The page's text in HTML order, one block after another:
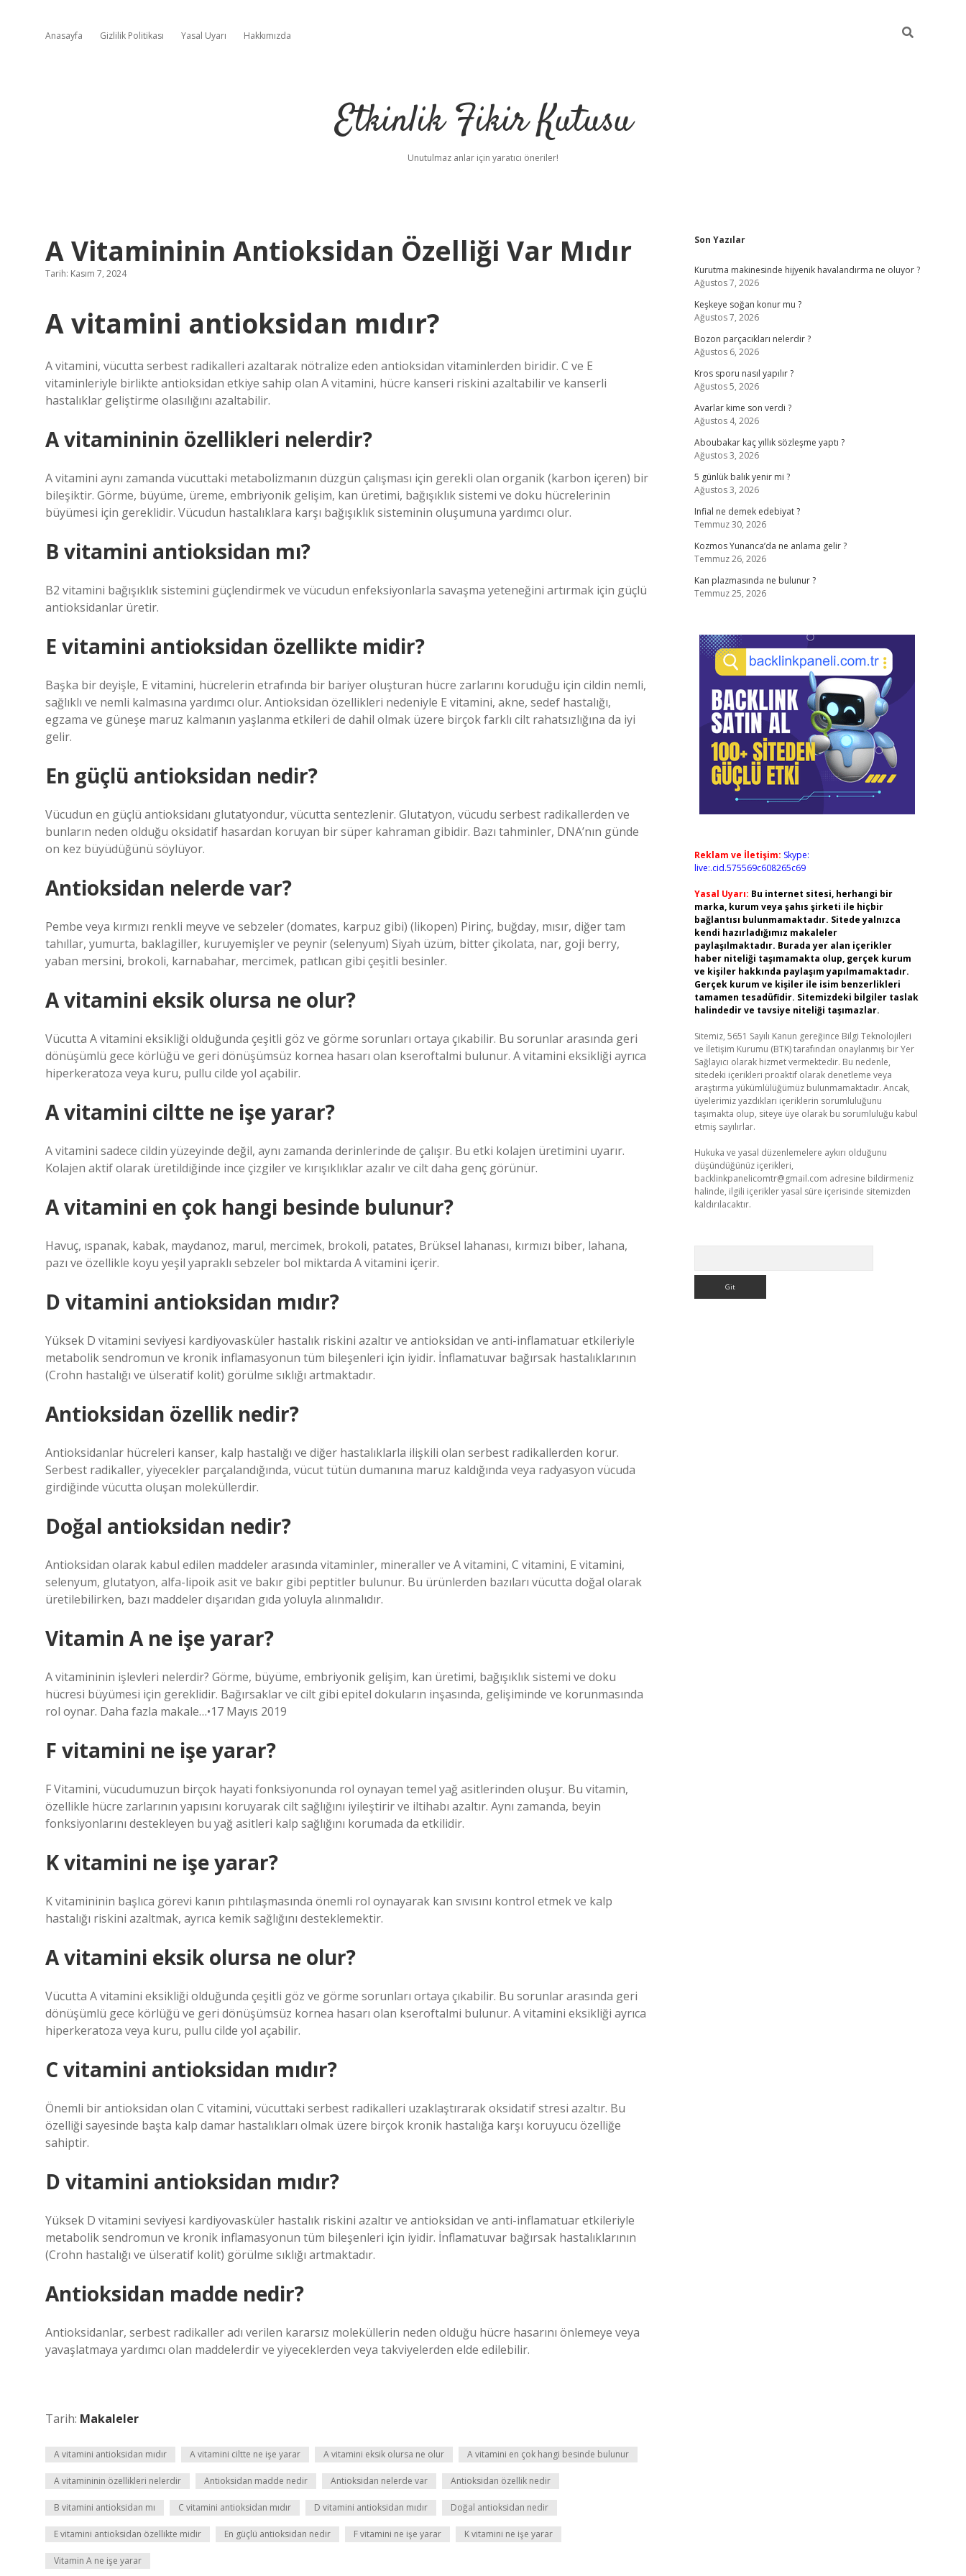
Anasayfa Gizlilik Politikası Yasal Uyarı Hakkımızda
Etkinlik Fikir Kutusu
Unutulmaz anlar için yaratıcı öneriler!
A Vitamininin Antioksidan Özelliği Var Mıdır
Tarih: Kasım 7, 2024
A vitamini antioksidan mıdır?
A vitamini, vücutta serbest radikalleri azaltarak nötralize eden antioksidan vitaminlerden biridir. C ve E
vitaminleriyle birlikte antioksidan etkiye sahip olan A vitamini, hücre kanseri riskini azaltabilir ve kanserli
hastalıklar geliştirme olasılığını azaltabilir.
A vitamininin özellikleri nelerdir?
A vitamini aynı zamanda vücuttaki metabolizmanın düzgün çalışması için gerekli olan organik (karbon içeren) bir
bileşiktir. Görme, büyüme, üreme, embriyonik gelişim, kan üretimi, bağışıklık sistemi ve doku hücrelerinin
büyümesi için gereklidir. Vücudun hastalıklara karşı bağışıklık sisteminin oluşumuna yardımcı olur.
B vitamini antioksidan mı?
B2 vitamini bağışıklık sistemini güçlendirmek ve vücudun enfeksiyonlarla savaşma yeteneğini artırmak için güçlü
antioksidanlar üretir.
E vitamini antioksidan özellikte midir?
Başka bir deyişle, E vitamini, hücrelerin etrafında bir bariyer oluşturan hücre zarlarını koruduğu için cildin nemli,
sağlıklı ve nemli kalmasına yardımcı olur. Antioksidan özellikleri nedeniyle E vitamini, akne, sedef hastalığı,
egzama ve güneşe maruz kalmanın yaşlanma etkileri de dahil olmak üzere birçok farklı cilt rahatsızlığına da iyi
gelir.
En güçlü antioksidan nedir?
Vücudun en güçlü antioksidanı glutatyondur, vücutta sentezlenir. Glutatyon, vücudu serbest radikallerden ve
bunların neden olduğu oksidatif hasardan koruyan bir süper kahraman gibidir. Bazı tahminler, DNA’nın günde
on kez büyüdüğünü söylüyor.
Antioksidan nelerde var?
Pembe veya kırmızı renkli meyve ve sebzeler (domates, karpuz gibi) (likopen) Pirinç, buğday, mısır, diğer tam
tahıllar, yumurta, baklagiller, kuruyemişler ve peynir (selenyum) Siyah üzüm, bitter çikolata, nar, goji berry,
yaban mersini, brokoli, karnabahar, mercimek, patlıcan gibi çeşitli besinler.
A vitamini eksik olursa ne olur?
Vücutta A vitamini eksikliği olduğunda çeşitli göz ve görme sorunları ortaya çıkabilir. Bu sorunlar arasında geri
dönüşümlü gece körlüğü ve geri dönüşümsüz kornea hasarı olan kseroftalmi bulunur. A vitamini eksikliği ayrıca
hiperkeratoza veya kuru, pullu cilde yol açabilir.
A vitamini ciltte ne işe yarar?
A vitamini sadece cildin yüzeyinde değil, aynı zamanda derinlerinde de çalışır. Bu etki kolajen üretimini uyarır.
Kolajen aktif olarak üretildiğinde ince çizgiler ve kırışıklıklar azalır ve cilt daha genç görünür.
A vitamini en çok hangi besinde bulunur?
Havuç, ıspanak, kabak, maydanoz, marul, mercimek, brokoli, patates, Brüksel lahanası, kırmızı biber, lahana,
pazı ve özellikle koyu yeşil yapraklı sebzeler bol miktarda A vitamini içerir.
D vitamini antioksidan mıdır?
Yüksek D vitamini seviyesi kardiyovasküler hastalık riskini azaltır ve antioksidan ve anti-inflamatuar etkileriyle
metabolik sendromun ve kronik inflamasyonun tüm bileşenleri için iyidir. İnflamatuvar bağırsak hastalıklarının
(Crohn hastalığı ve ülseratif kolit) görülme sıklığı artmaktadır.
Antioksidan özellik nedir?
Antioksidanlar hücreleri kanser, kalp hastalığı ve diğer hastalıklarla ilişkili olan serbest radikallerden korur.
Serbest radikaller, yiyecekler parçalandığında, vücut tütün dumanına maruz kaldığında veya radyasyon vücuda
girdiğinde vücutta oluşan moleküllerdir.
Doğal antioksidan nedir?
Antioksidan olarak kabul edilen maddeler arasında vitaminler, mineraller ve A vitamini, C vitamini, E vitamini,
selenyum, glutatyon, alfa-lipoik asit ve bakır gibi peptitler bulunur. Bu ürünlerden bazıları vücutta doğal olarak
üretilebilirken, bazı maddeler dışarıdan gıda yoluyla alınmalıdır.
Vitamin A ne işe yarar?
A vitamininin işlevleri nelerdir? Görme, büyüme, embriyonik gelişim, kan üretimi, bağışıklık sistemi ve doku
hücresi büyümesi için gereklidir. Bağırsaklar ve cilt gibi epitel dokuların inşasında, gelişiminde ve korunmasında
rol oynar. Daha fazla makale…•17 Mayıs 2019
F vitamini ne işe yarar?
F Vitamini, vücudumuzun birçok hayati fonksiyonunda rol oynayan temel yağ asitlerinden oluşur. Bu vitamin,
özellikle hücre zarlarının yapısını koruyarak cilt sağlığını iyileştirir ve iltihabı azaltır. Aynı zamanda, beyin
fonksiyonlarını destekleyen bu yağ asitleri kalp sağlığını korumada da etkilidir.
K vitamini ne işe yarar?
K vitamininin başlıca görevi kanın pıhtılaşmasında önemli rol oynayarak kan sıvısını kontrol etmek ve kalp
hastalığı riskini azaltmak, ayrıca kemik sağlığını desteklemektir.
A vitamini eksik olursa ne olur?
Vücutta A vitamini eksikliği olduğunda çeşitli göz ve görme sorunları ortaya çıkabilir. Bu sorunlar arasında geri
dönüşümlü gece körlüğü ve geri dönüşümsüz kornea hasarı olan kseroftalmi bulunur. A vitamini eksikliği ayrıca
hiperkeratoza veya kuru, pullu cilde yol açabilir.
C vitamini antioksidan mıdır?
Önemli bir antioksidan olan C vitamini, vücuttaki serbest radikalleri uzaklaştırarak oksidatif stresi azaltır. Bu
özelliği sayesinde başta kalp damar hastalıkları olmak üzere birçok kronik hastalığa karşı koruyucu özelliğe
sahiptir.
D vitamini antioksidan mıdır?
Yüksek D vitamini seviyesi kardiyovasküler hastalık riskini azaltır ve antioksidan ve anti-inflamatuar etkileriyle
metabolik sendromun ve kronik inflamasyonun tüm bileşenleri için iyidir. İnflamatuvar bağırsak hastalıklarının
(Crohn hastalığı ve ülseratif kolit) görülme sıklığı artmaktadır.
Antioksidan madde nedir?
Antioksidanlar, serbest radikaller adı verilen kararsız moleküllerin neden olduğu hücre hasarını önlemeye veya
yavaşlatmaya yardımcı olan maddelerdir ve yiyeceklerden veya takviyelerden elde edilebilir.
Tarih: Makaleler
A vitamini antioksidan mıdır A vitamini ciltte ne işe yarar A vitamini eksik olursa ne olur A vitamini en çok hangi besinde bulunur
A vitamininin özellikleri nelerdir Antioksidan madde nedir Antioksidan nelerde var Antioksidan özellik nedir
B vitamini antioksidan mı C vitamini antioksidan mıdır D vitamini antioksidan mıdır Doğal antioksidan nedir
E vitamini antioksidan özellikte midir En güçlü antioksidan nedir F vitamini ne işe yarar K vitamini ne işe yarar
Vitamin A ne işe yarar
Sidebar
Son Yazılar
Kurutma makinesinde hijyenik havalandırma ne oluyor ?
Ağustos 7, 2026
Keşkeye soğan konur mu ?
Ağustos 7, 2026
Bozon parçacıkları nelerdir ?
Ağustos 6, 2026
Kros sporu nasıl yapılır ?
Ağustos 5, 2026
Avarlar kime son verdi ?
Ağustos 4, 2026
Aboubakar kaç yıllık sözleşme yaptı ?
Ağustos 3, 2026
5 günlük balık yenir mi ?
Ağustos 3, 2026
Infial ne demek edebiyat ?
Temmuz 30, 2026
Kozmos Yunanca’da ne anlama gelir ?
Temmuz 26, 2026
Kan plazmasında ne bulunur ?
Temmuz 25, 2026
Reklam ve İletişim: Skype:
live:.cid.575569c608265c69
Yasal Uyarı: Bu internet sitesi, herhangi bir
marka, kurum veya şahıs şirketi ile hiçbir
bağlantısı bulunmamaktadır. Sitede yalnızca
kendi hazırladığımız makaleler
paylaşılmaktadır. Burada yer alan içerikler
haber niteliği taşımamakta olup, gerçek kurum
ve kişiler hakkında paylaşım yapılmamaktadır.
Gerçek kurum ve kişiler ile isim benzerlikleri
tamamen tesadüfidir. Sitemizdeki bilgiler taslak
halindedir ve tavsiye niteliği taşımazlar.
Sitemiz, 5651 Sayılı Kanun gereğince Bilgi Teknolojileri
ve İletişim Kurumu (BTK) tarafından onaylanmış bir Yer
Sağlayıcı olarak hizmet vermektedir. Bu nedenle,
sitedeki içerikleri proaktif olarak denetleme veya
araştırma yükümlülüğümüz bulunmamaktadır. Ancak,
üyelerimiz yazdıkları içeriklerin sorumluluğunu
taşımakta olup, siteye üye olarak bu sorumluluğu kabul
etmiş sayılırlar.
Hukuka ve yasal düzenlemelere aykırı olduğunu
düşündüğünüz içerikleri,
backlinkpanelicomtr@gmail.com adresine bildirmeniz
halinde, ilgili içerikler yasal süre içerisinde sitemizden
kaldırılacaktır.